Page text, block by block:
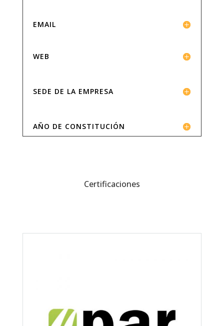
EMAIL
WEB
SEDE DE LA EMPRESA
AÑO DE CONSTITUCIÓN
Certificaciones